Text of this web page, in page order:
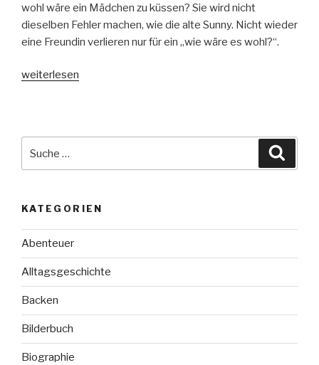
wohl wäre ein Mädchen zu küssen? Sie wird nicht
dieselben Fehler machen, wie die alte Sunny. Nicht wieder
eine Freundin verlieren nur für ein „wie wäre es wohl?“.
„Mein
wie
man
weiterlesen
nach:
KATEGORIEN
Abenteuer
Alltagsgeschichte
Backen
Bilderbuch
Biographie